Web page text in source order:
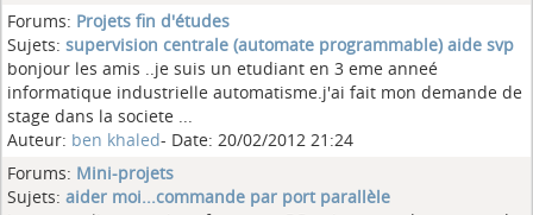
Forums: Projets fin d'études
Sujets: supervision centrale (automate programmable) aide svp
bonjour les amis ..je suis un etudiant en 3 eme anneé
informatique industrielle automatisme.j'ai fait mon demande de
stage dans la societe ...
Auteur: ben khaled- Date: 20/02/2012 21:24
Forums: Mini-projets
Sujets: aider moi...commande par port parallèle